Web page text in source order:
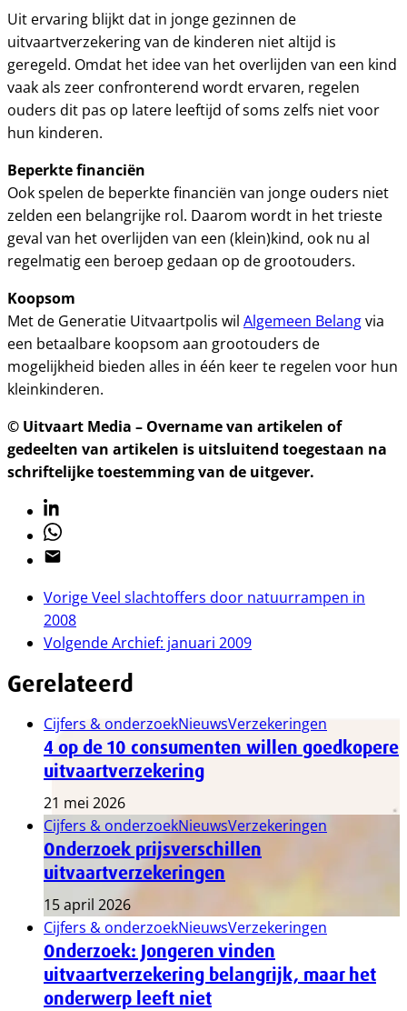
Uit ervaring blijkt dat in jonge gezinnen de
uitvaartverzekering van de kinderen niet altijd is
geregeld. Omdat het idee van het overlijden van een kind
vaak als zeer confronterend wordt ervaren, regelen
ouders dit pas op latere leeftijd of soms zelfs niet voor
hun kinderen.
Beperkte financiën
Ook spelen de beperkte financiën van jonge ouders niet
zelden een belangrijke rol. Daarom wordt in het trieste
geval van het overlijden van een (klein)kind, ook nu al
regelmatig een beroep gedaan op de grootouders.
Koopsom
Met de Generatie Uitvaartpolis wil Algemeen Belangvia
een betaalbare koopsom aan grootouders de
mogelijkheid bieden alles in één keer te regelen voor hun
kleinkinderen.
© Uitvaart Media – Overname van artikelen of
gedeelten van artikelen is uitsluitend toegestaan na
schriftelijke toestemming van de uitgever.
Linkedin
Whatsapp
Email
VorigeVeel slachtoffers door natuurrampen in
2008
VolgendeArchief: januari 2009
Gerelateerd
Cijfers & onderzoekNieuwsVerzekeringen
4 op de 10 consumenten willen goedkopere
uitvaartverzekering
21 mei 2026
Cijfers & onderzoekNieuwsVerzekeringen
Onderzoek prijsverschillen
uitvaartverzekeringen
15 april 2026
Cijfers & onderzoekNieuwsVerzekeringen
Onderzoek: Jongeren vinden
uitvaartverzekering belangrijk, maar het
onderwerp leeft niet